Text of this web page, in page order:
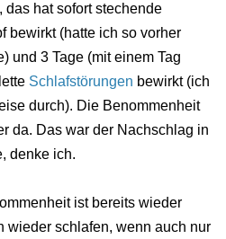
das hat sofort stechende
bewirkt (hatte ich so vorher
und 3 Tage (mit einem Tag
Schlafstörungen bewirkt (ich
durch). Die Benommenheit
da. Das war der Nachschlag in
denke ich.
ist bereits wieder
wieder schlafen, wenn auch nur